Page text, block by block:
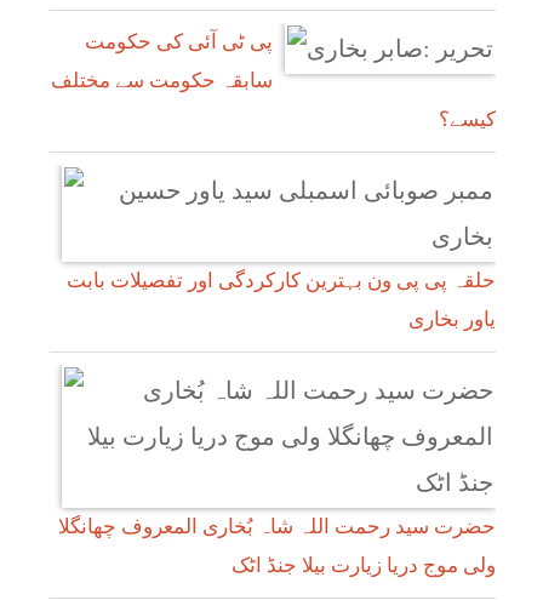
پی ٹی آئی کی حکومت
سابقہ حکومت سے مختلف
کیسے؟
حلقہ پی پی ون بہترین کارکردگی اور تفصیلات بابت
یاور بخاری
حضرت سید رحمت اللہ شاہ بُخاری المعروف چھانگلا
ولی موج دریا زیارت بیلا جنڈ اٹک